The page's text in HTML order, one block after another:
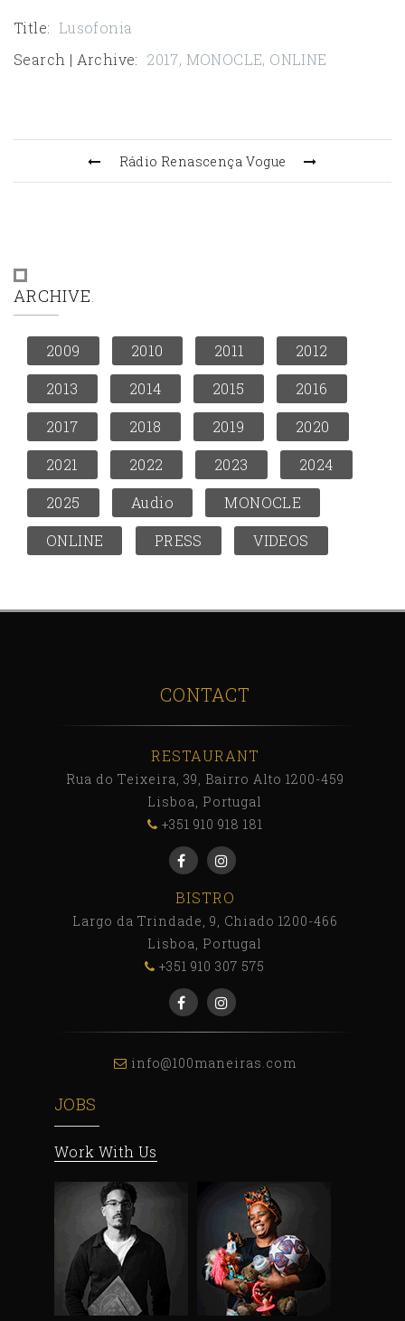
Title: Lusofonia
Search | Archive: 2017, MONOCLE, ONLINE
Rádio Renascença Vogue
ARCHIVE
2009 2010 2011
2012
2013
2014 2015
2016
2017
2018 2019
2020
2021
2022 2023
2024
2025
Audio
MONOCLE
ONLINE
PRESS VIDEOS
CONTACT
RESTAURANT
Rua do Teixeira, 39, Bairro Alto 1200-459
Lisboa, Portugal
+351 910 918 181
BISTRO
Largo da Trindade, 9, Chiado 1200-466
Lisboa, Portugal
+351 910 307 575
info@100maneiras.com
JOBS
Work With Us